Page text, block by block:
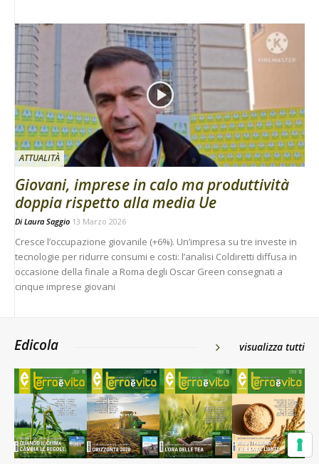
ATTUALITÀ
Giovani, imprese in calo ma produttività
doppia rispetto alla media Ue
Di Laura Saggio 13 Marzo 2026
Cresce l’occupazione giovanile (+6%). Un’impresa su tre investe in
tecnologie per ridurre consumi e costi: l’analisi Coldiretti diffusa in
occasione della finale a Roma degli Oscar Green consegnati a
cinque imprese giovani
Edicola visualizza tutti